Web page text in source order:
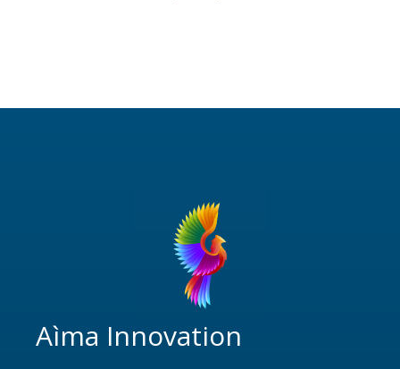
Aìma Innovation